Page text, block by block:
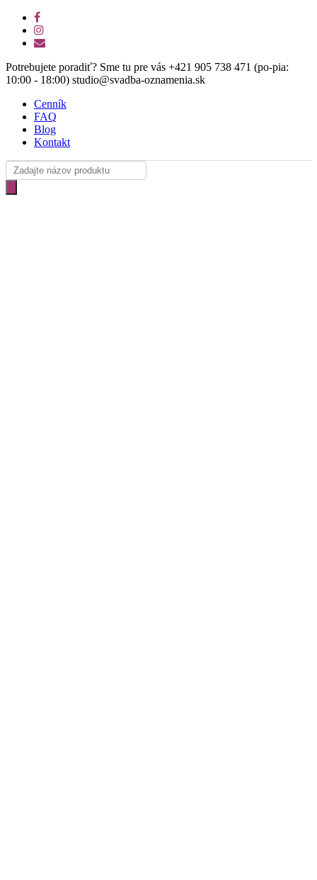
Skip
main
facebook
instagram
email
Potrebujete poradiť? Sme tu pre vás +421 905 738 471 (po-pia:
10:00 - 18:00) studio@svadba-oznamenia.sk
Cenník
FAQ
Blog
Kontakt
Products
search